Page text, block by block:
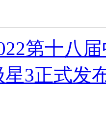
第十八
星3正式发